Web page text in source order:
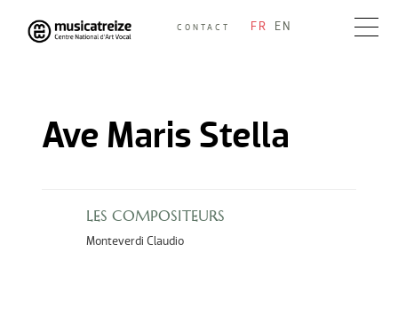
Skip
to
CONTACT FR EN
Ave Maris Stella
LES COMPOSITEURS
Monteverdi Claudio